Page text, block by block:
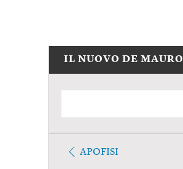
IL NUOVO DE MAURO
APOFISI